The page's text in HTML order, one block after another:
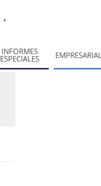
INFORMES
ESPECIALES